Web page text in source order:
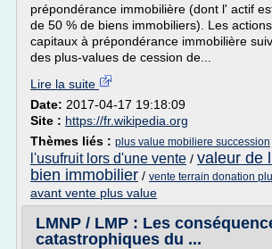
prépondérance immobilière (dont l' actif
de 50 % de biens immobiliers). Les
capitaux à prépondérance immobilière
des plus-values de cession de...
Lire la suite
Date: 2017-04-17 19:18:09
Site : https://fr.wikipedia.org
Thèmes liés : plus value mobiliere succession
l'usufruit lors d'une vente / valeur de
bien immobilier / vente terrain donation
avant vente plus value
LMNP / LMP : Les
catastrophiques du ...